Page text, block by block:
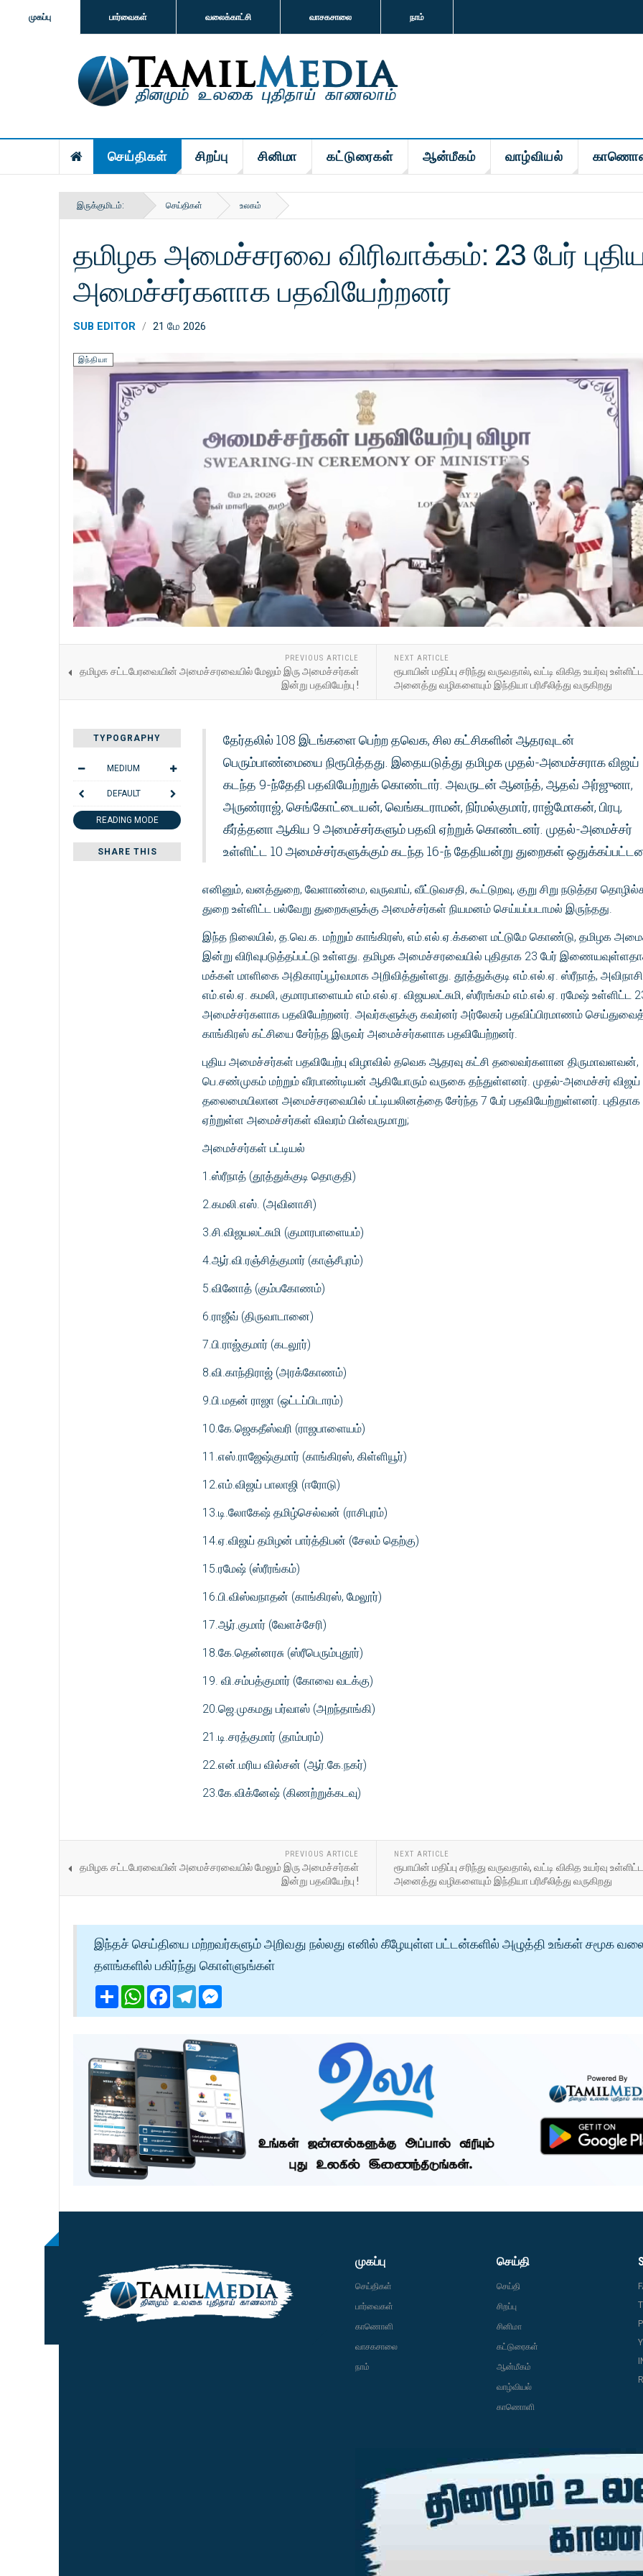
முகப்பு பார்வைகள் வலைக்காட்சி வாசகசாலை நாம்
செய்திகள் சிறப்பு சினிமா கட்டுரைகள் ஆன்மீகம் வாழ்வியல்
இருக்குமிடம்: செய்திகள் உலகம்
தமிழக அமைச்சரவை விரிவாக்கம்: 23 பேர்
அமைச்சர்களாக பதவியேற்றனர்
SUB EDITOR 21 மே 2026
இந்தியா
PREVIOUS ARTICLE
தமிழக சட்டபேரவையின் அமைச்சரவையில் மேலும் இரு அமைச்சர்கள்
இன்று பதவியேற்பு !
NEXT ARTICLE
ரூபாயின் மதிப்பு சரிந்து வருவதால், வட்டி விகித உயர்வு உள்ளிட்ட
அனைத்து வழிகளையும் இந்தியா பரிசீலித்து வருகிறது
TYPOGRAPHY
MEDIUM
DEFAULT
READING MODE
SHARE THIS
தேர்தலில் 108 இடங்களை பெற்ற தவெக, சில கட்சிகளின் ஆதரவுடன்
பெரும்பாண்மையை நிரூபித்தது. இதையடுத்து தமிழக முதல்-அமைச்சராக விஜய்
கடந்த 9-ந்தேதி பதவியேற்றுக் கொண்டார். அவருடன் ஆனந்த், ஆதவ் அர்ஜுனா,
அருண்ராஜ், செங்கோட்டையன், வெங்கடராமன், நிர்மல்குமார், ராஜ்மோகன், பிரபு,
கீர்த்தனா ஆகிய 9 அமைச்சர்களும் பதவி ஏற்றுக் கொண்டனர். முதல்-அமைச்சர்
உள்ளிட்ட 10 அமைச்சர்களுக்கும் கடந்த 16-ந் தேதியன்று துறைகள்
எனினும், வனத்துறை, வேளாண்மை, வருவாய், வீட்டுவசதி, கூட்டுறவு, குறு சிறு நடுத்தர
துறை உள்ளிட்ட பல்வேறு துறைகளுக்கு அமைச்சர்கள் நியமனம் செய்யப்படாமல் இருந்தது.
இந்த நிலையில், த.வெ.க. மற்றும் காங்கிரஸ், எம்.எல்.ஏ.க்களை மட்டுமே கொண்டு, தமிழக
இன்று விரிவுபடுத்தப்பட்டு உள்ளது. தமிழக அமைச்சரவையில் புதிதாக 23 பேர்
மக்கள் மாளிகை அதிகாரப்பூர்வமாக அறிவித்துள்ளது. தூத்துக்குடி எம்.எல்.ஏ. ஸ்ரீநாத், அவிநாசி
எம்.எல்.ஏ. கமலி, குமாரபாளையம் எம்.எல்.ஏ. விஜயலட்சுமி, ஸ்ரீரங்கம் எம்.எல்.ஏ. ரமேஷ் உள்ளிட்ட
அமைச்சர்களாக பதவியேற்றனர். அவர்களுக்கு கவர்னர் அர்லேகர் பதவிப்பிரமாணம்
காங்கிரஸ் கட்சியை சேர்ந்த இருவர் அமைச்சர்களாக பதவியேற்றனர்.
புதிய அமைச்சர்கள் பதவியேற்பு விழாவில் தவெக ஆதரவு கட்சி தலைவர்களான திருமாவளவன்,
பெ.சண்முகம் மற்றும் வீரபாண்டியன் ஆகியோரும் வருகை தந்துள்ளனர். முதல்-அமைச்சர் விஜய்
தலைமையிலான அமைச்சரவையில் பட்டியலினத்தை சேர்ந்த 7 பேர் பதவியேற்றுள்ளனர். புதிதாக
ஏற்றுள்ள அமைச்சர்கள் விவரம் பின்வருமாறு;
அமைச்சர்கள் பட்டியல்
1.ஸ்ரீநாத் (தூத்துக்குடி தொகுதி)
2.கமலி.எஸ். (அவினாசி)
3.சி.விஜயலட்சுமி (குமாரபாளையம்)
4.ஆர்.வி.ரஞ்சித்குமார் (காஞ்சீபுரம்)
5.வினோத் (கும்பகோணம்)
6.ராஜீவ் (திருவாடானை)
7.பி.ராஜ்குமார் (கடலூர்)
8.வி.காந்திராஜ் (அரக்கோணம்)
9.பி.மதன் ராஜா (ஒட்டப்பிடாரம்)
10.கே.ஜெகதீஸ்வரி (ராஜபாளையம்)
11.எஸ்.ராஜேஷ்குமார் (காங்கிரஸ், கிள்ளியூர்)
12.எம்.விஜய் பாலாஜி (ஈரோடு)
13.டி.லோகேஷ் தமிழ்செல்வன் (ராசிபுரம்)
14.ஏ.விஜய் தமிழன் பார்த்திபன் (சேலம் தெற்கு)
15.ரமேஷ் (ஸ்ரீரங்கம்)
16.பி.விஸ்வநாதன் (காங்கிரஸ், மேலூர்)
17.ஆர்.குமார் (வேளச்சேரி)
18.கே.தென்னரசு (ஸ்ரீபெரும்புதூர்)
19. வி.சம்பத்குமார் (கோவை வடக்கு)
20.ஜெ.முகமது பர்வாஸ் (அறந்தாங்கி)
21.டி.சரத்குமார் (தாம்பரம்)
22.என்.மரிய வில்சன் (ஆர்.கே.நகர்)
23.கே.விக்னேஷ் (கிணற்றுக்கடவு)
PREVIOUS ARTICLE
தமிழக சட்டபேரவையின் அமைச்சரவையில் மேலும் இரு அமைச்சர்கள்
இன்று பதவியேற்பு !
NEXT ARTICLE
ரூபாயின் மதிப்பு சரிந்து வருவதால், வட்டி விகித உயர்வு உள்ளிட்ட
அனைத்து வழிகளையும் இந்தியா பரிசீலித்து வருகிறது
இந்தச் செய்தியை மற்றவர்களும் அறிவது நல்லது எனில் கீழேயுள்ள பட்டன்களில் அழுத்தி உங்கள் சமூக
தளங்களில் பகிர்ந்து கொள்ளுங்கள்
ShareWhatsApp
Facebook
Telegram
முகப்பு
செய்திகள்
பார்வைகள்
காணொளி
வாசகசாலை
நாம்
செய்தி
செய்தி
சிறப்பு
சினிமா
கட்டுரைகள்
ஆன்மீகம்
வாழ்வியல்
காணொளி